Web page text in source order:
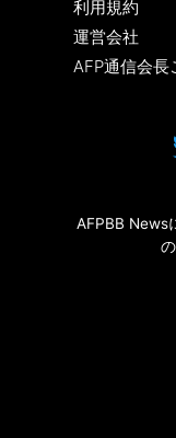
利用規約
運営会社
AFP通信会長
AFPBB News